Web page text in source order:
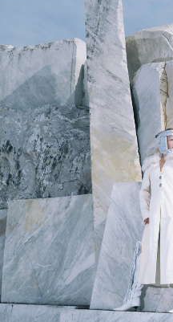
ログイン
FOLLOW US
MAGAZINE